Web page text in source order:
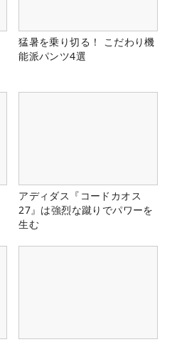
猛暑を乗り切る！ こだわり機
能派パンツ4選
アディダス『コードカオス
27』は強烈な蹴りでパワーを
生む